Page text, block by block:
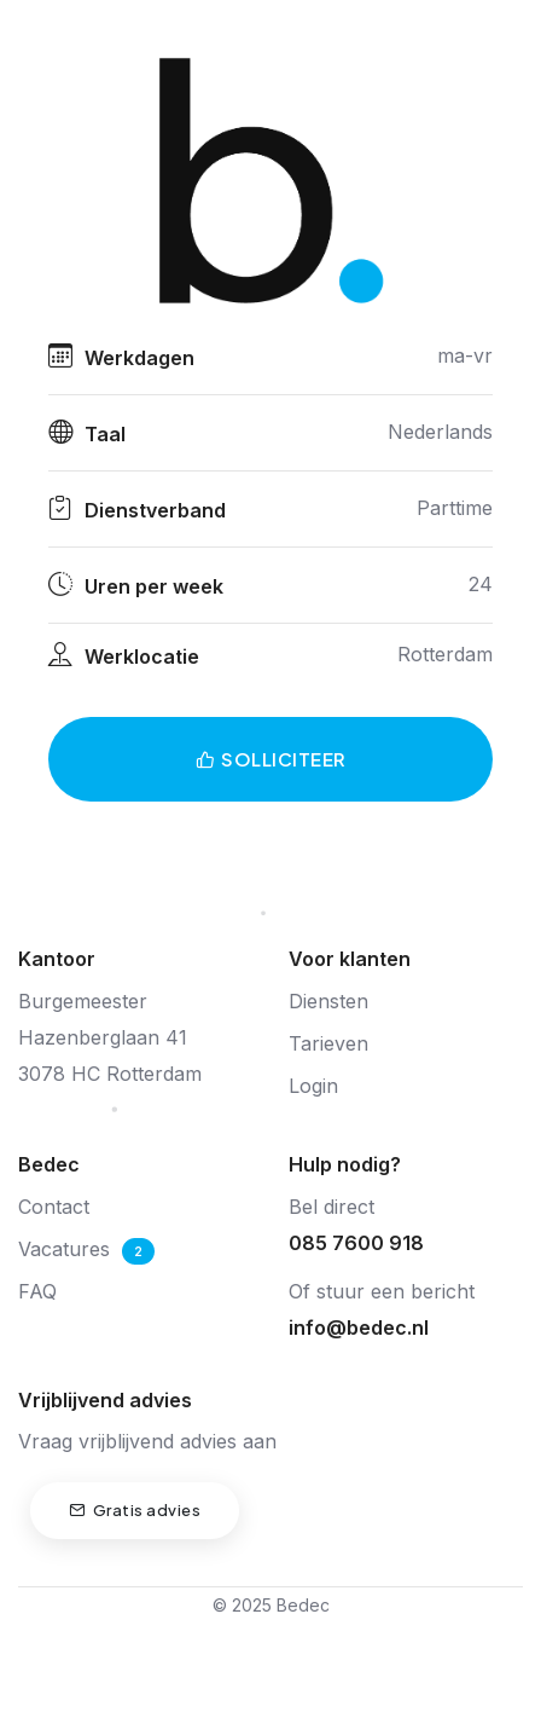
Werkdagen ma-vr
Taal Nederlands
Dienstverband Parttime
Uren per week 24
Werklocatie Rotterdam
SOLLICITEER
Kantoor
Burgemeester
Hazenberglaan 41
3078 HC Rotterdam
Voor klanten
Diensten
Tarieven
Login
Bedec
Contact
Vacatures
2
FAQ
Hulp nodig?
Bel direct
085 7600 918
Of stuur een bericht
info@bedec.nl
Vrijblijvend advies
Vraag vrijblijvend advies aan
Gratis advies
© 2025 Bedec